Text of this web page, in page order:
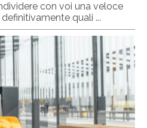
con voi una veloce
quali ...